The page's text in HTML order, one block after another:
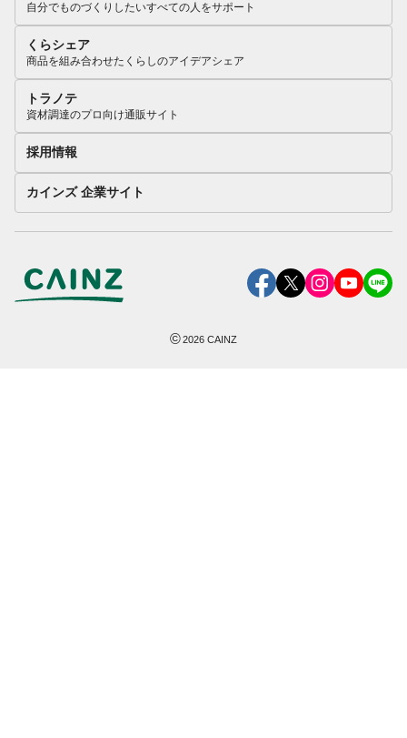
自分でものづくりしたいすべての人をサポート
くらシェア
商品を組み合わせたくらしのアイデアシェア
トラノテ
資材調達のプロ向け通販サイト
採用情報
カインズ 企業サイト
©2026 CAINZ